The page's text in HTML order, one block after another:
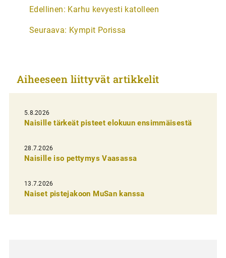
t
k
e
l
i
e
n
e
Edellinen: Karhu kevyesti katolleen
Seuraava: Kympit Porissa
Aiheeseen liittyvät artikkelit
5.8.2026
Naisille tärkeät pisteet elokuun ensimmäisestä
28.7.2026
Naisille iso pettymys Vaasassa
13.7.2026
Naiset pistejakoon MuSan kanssa